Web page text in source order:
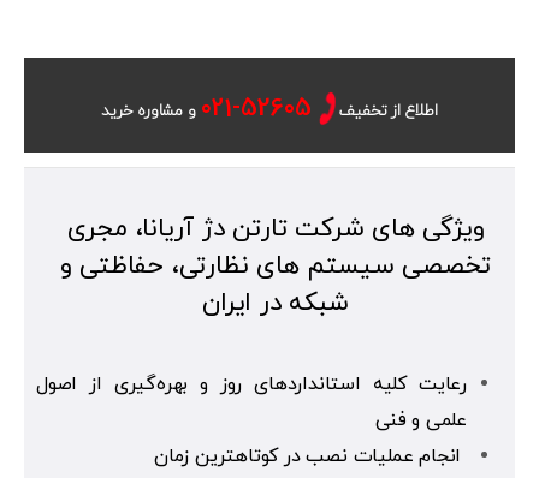
اطلاع از تخفیف 52605
-021 و مشاوره خرید
ویژگی های شرکت تارتن دژ آریانا، مجری
تخصصی سیستم های نظارتی، حفاظتی و
شبکه در ایران
رعایت کلیه استانداردهای روز و بهره‌گیری از اصول
علمی و فنی
انجام عملیات نصب در کوتاهترین زمان